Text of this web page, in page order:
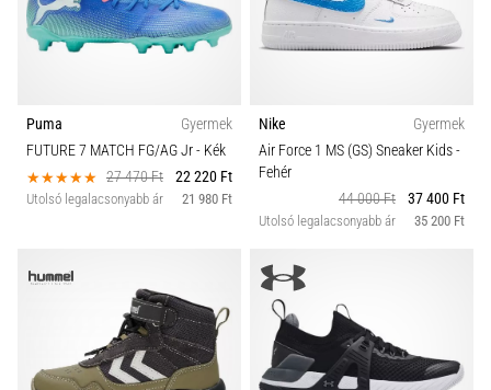
Puma
Gyermek
FUTURE 7 MATCH FG/AG Jr- Kék
27 470 Ft
22 220 Ft
Utolsó legalacsonyabb ár 21 980 Ft
Nike
Gyermek
Air Force 1 MS (GS) Sneaker Kids-
Fehér
44 000 Ft
37 400 Ft
Utolsó legalacsonyabb ár 35 200 Ft